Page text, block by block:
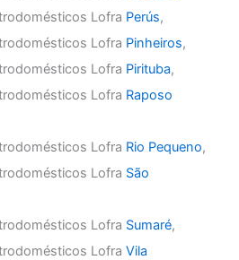
Lofra Perús,
Lofra Pinheiros,
Lofra Pirituba,
Lofra Raposo
Lofra Rio Pequeno,
Lofra São
Lofra Sumaré,
LofraVila